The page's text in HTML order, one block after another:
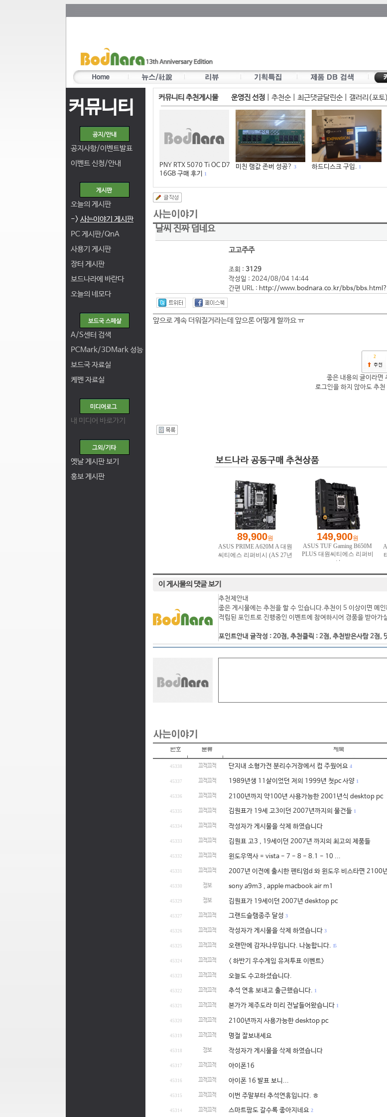
커뮤니티
공지사항/이벤트발표
이벤트 신청/안내
오늘의 게시판
-> 사는이야기 게시판
PC 게시판/QnA
사용기 게시판
장터 게시판
보드나라에 바란다
오늘의 네모다
A/S센터 검색
PCMark/3DMark 성능
보드국 자료실
케벤 자료실
내 미디어 바로가기
옛날 게시판 보기
홍보 게시판
커뮤니티 추천게시물 운영진 선정 추천순| 최근댓글달린순| 갤러리(포토)
PNY RTX 5070 Ti OC D7
16GB 구매 후기
1
미친 램값 존버 성공? 3 하드디스크 구입. 1
날씨 진짜 덥네요
고고주주
조회 : 3129
작성일 : 2024/08/04 14:44
간편 URL : http://www.bodnara.co.kr/bbs/
앞으로 계속 더워질거라는데 앞으론 어떻게 할까요 ㅠ
2
좋은 내용의 글이라면
로그인을 하지 않아도 추
이 게시물의 댓글 보기
추천제안내
좋은 게시물에는 추천을 할 수 있습니다.추천이 5 이상이면 메
적립된 포인트로 진행중인 이벤트에 참여하시어 경품을 받아가
포인트안내 글작성 : 20점, 추천클릭 : 2점, 추천받은사람 2점,
45338 끄적끄적 단지내 소형가전 분리수거장에서 컴 주웠어요 4
45337 끄적끄적 1989년생 11살이었던 저의 1999년 첫pc 사양 1
45336 끄적끄적 2100년까지 약100년 사용가능한 2001년식 desktop pc
45335 끄적끄적 김원표가 19세 고3이던 2007년까지의 물건들 1
45334 끄적끄적 작성자가 게시물을 삭제 하였습니다
45333 끄적끄적 김원표 고3 , 19세이던 2007년 까지의 최고의 제품들
45332 끄적끄적 윈도우역사 = vista - 7 - 8 - 8.1 - 10 ...
45331 끄적끄적 2007년 이전에 출시한 펜티엄d 와 윈도우 비스타면 2100
45330 정보 sony a9m3 , apple macbook air m1
45329 정보 김원표가 19세이던 2007년 desktop pc
45327 끄적끄적 그랜드슬램종주 달성 3
45326 끄적끄적 작성자가 게시물을 삭제 하였습니다 3
45325 끄적끄적 오랜만에 감자나무입니다. 나눔합니다. 15
45324 끄적끄적 < 하반기 우수게임 유저투표 이벤트>
45323 끄적끄적 오늘도 수고하셨습니다.
45322 끄적끄적 추석 연휴 보내고 출근했습니다. 1
45321 끄적끄적 본가가 제주도라 미리 전날들어왔습니다 1
45320 끄적끄적 2100년까지 사용가능한 desktop pc
45319 끄적끄적 명절 잘보내세요
45318 정보 작성자가 게시물을 삭제 하였습니다
45317 끄적끄적 아이폰16
45316 끄적끄적 아이폰 16 발표 보니...
45315 끄적끄적 이번 주말부터 추석연휴입니다. ㅎ
45314 끄적끄적 스마트팜도 갈수록 좋아지네요 2